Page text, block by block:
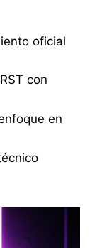
oficial
con
en